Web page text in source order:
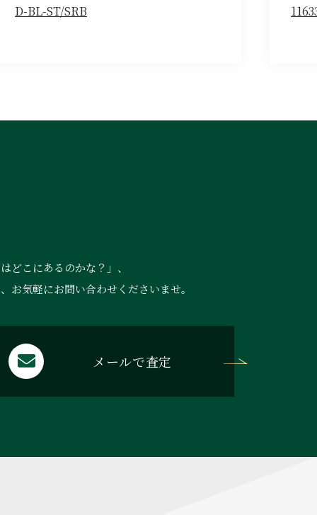
D-BL-ST/SRB
どこにあるのかな？」、
気軽にお問い合わせくださいませ。
メールで査定